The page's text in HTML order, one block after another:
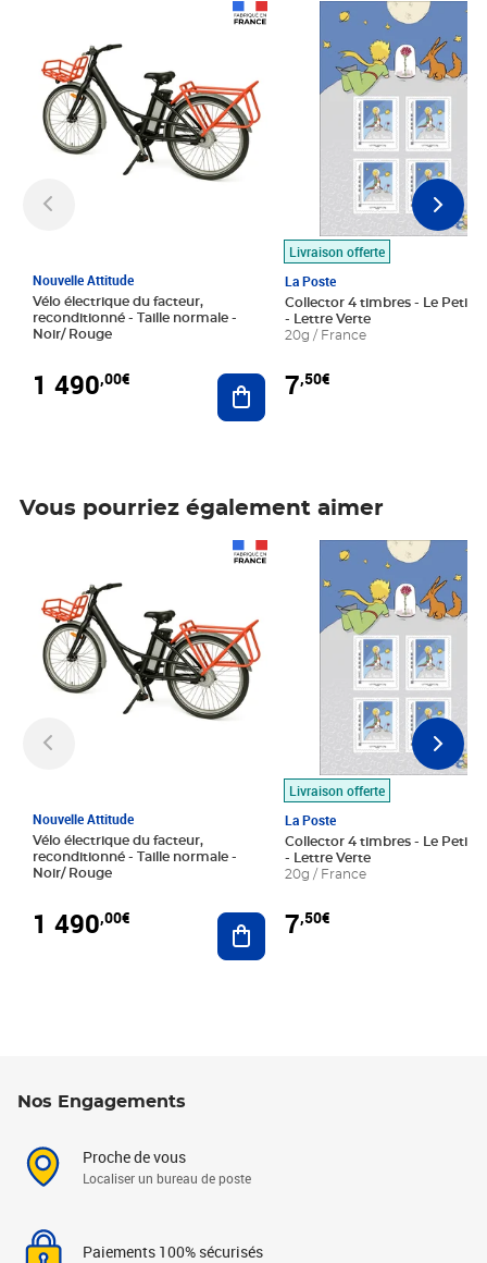
Nouvelle Attitude
Vélo électrique du facteur,
reconditionné - Taille normale -
Noir/ Rouge
1 490,00€ Ajouter au panier
Livraison offerte
La Poste
Collector 4 timbres - Le Petit
- Lettre Verte
20g / France
7,50€
Prix 7,50€
Vous pourriez également aimer
Nouvelle Attitude
Vélo électrique du facteur,
reconditionné - Taille normale -
Noir/ Rouge
1 490,00€ Ajouter au panier
Livraison offerte
La Poste
Collector 4 timbres - Le Petit
- Lettre Verte
20g / France
7,50€
Prix 7,50€
Nos Engagements
Proche de vous
Localiser un bureau de poste
Paiements 100% sécurisés